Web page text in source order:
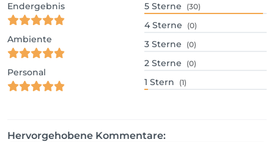
Endergebnis
Ambiente
Personal
5 Sterne (30)
4 Sterne (0)
3 Sterne (0)
2 Sterne (0)
1 Stern (1)
Hervorgehobene Kommentare: